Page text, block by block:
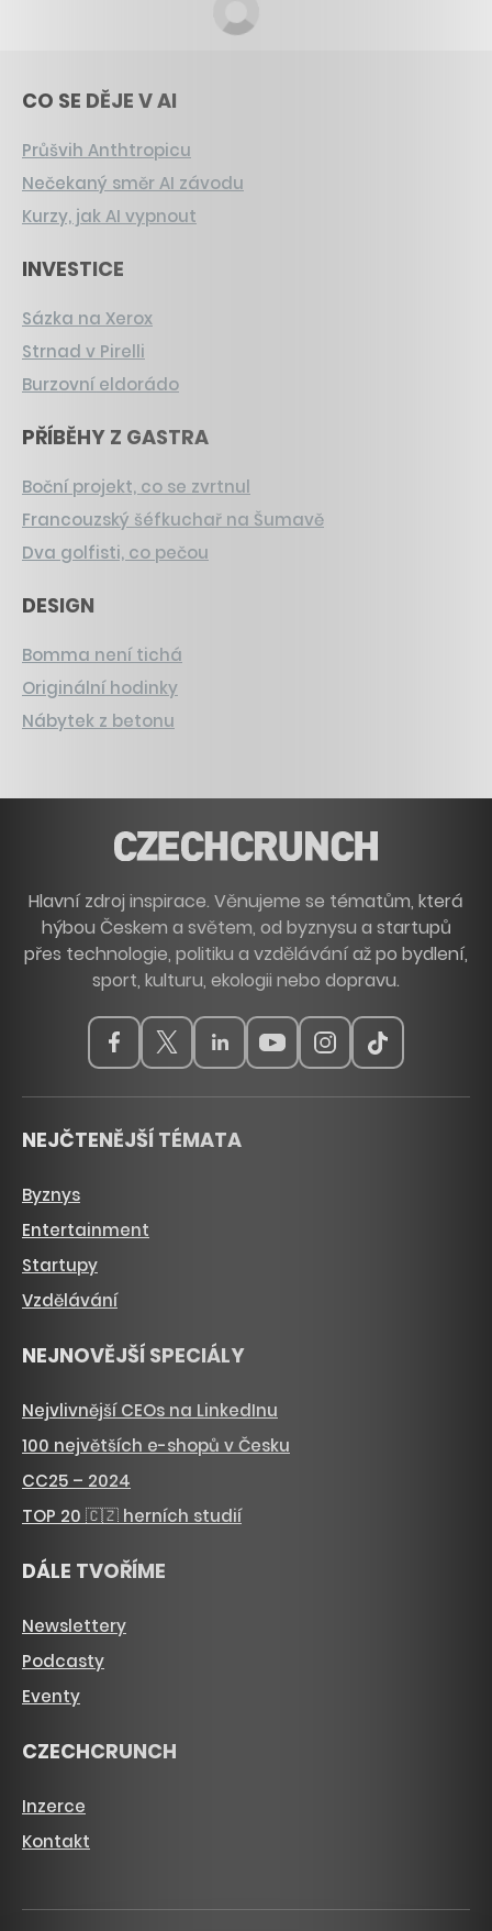
CO SE DĚJE V AI
Průšvih Anthtropicu
Nečekaný směr AI závodu
Kurzy, jak AI vypnout
INVESTICE
Sázka na Xerox
Strnad v Pirelli
Burzovní eldorádo
PŘÍBĚHY Z GASTRA
Boční projekt, co se zvrtnul
Francouzský šéfkuchař na Šumavě
Dva golfisti, co pečou
DESIGN
Bomma není tichá
Originální hodinky
Nábytek z betonu
Hlavní zdroj inspirace. Věnujeme se tématům, která
hýbou Českem a světem, od byznysu a startupů
přes technologie, politiku a vzdělávání až po bydlení,
sport, kulturu, ekologii nebo dopravu.
NEJČTENĚJŠÍ TÉMATA
Byznys
Entertainment
Startupy
Vzdělávání
NEJNOVĚJŠÍ SPECIÁLY
Nejvlivnější CEOs na LinkedInu
100 největších e-shopů v Česku
CC25 – 2024
TOP 20 🇨🇿 herních studií
DÁLE TVOŘÍME
Newslettery
Podcasty
Eventy
CZECHCRUNCH
Inzerce
Kontakt